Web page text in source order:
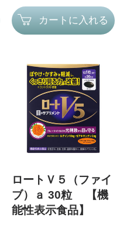
カートに入れる
ロートＶ５（ファイ
ブ）ａ 30粒 【機
能性表示食品】